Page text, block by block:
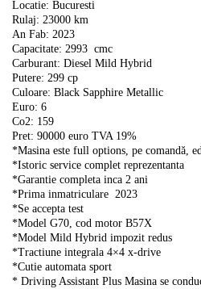
Locatie: Bucuresti
Rulaj: 23000 km
An Fab: 2023
Capacitate: 2993 cmc
Carburant: Diesel Mild Hybrid
Putere: 299 cp
Culoare: Black Sapphire Metallic
Euro: 6
Co2: 159
Pret: 90000 euro TVA 19%
*Masina este full options, pe comandă,
*Istoric service complet reprezentanta
*Garantie completa inca 2 ani
*Prima inmatriculare 2023
*Se accepta test
*Model G70, cod motor B57X
*Model Mild Hybrid impozit redus
*Tractiune integrala 4×4 x-drive
*Cutie automata sport
* Driving Assistant Plus Masina se